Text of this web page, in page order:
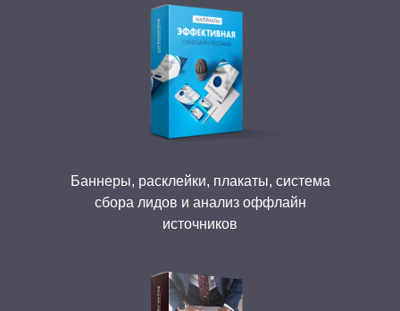
Баннеры, расклейки, плакаты, система
сбора лидов и анализ оффлайн
источников